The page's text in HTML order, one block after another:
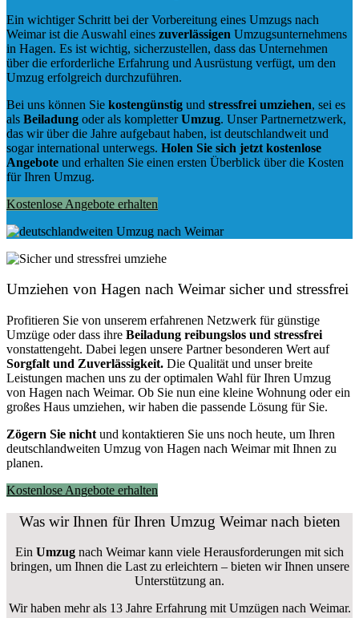
Ein wichtiger Schritt bei der Vorbereitung eines Umzugs nach
Weimar ist die Auswahl eines zuverlässigen Umzugsunternehmens
in Hagen. Es ist wichtig, sicherzustellen, dass das Unternehmen
über die erforderliche Erfahrung und Ausrüstung verfügt, um den
Umzug erfolgreich durchzuführen.
Bei uns können Sie kostengünstig und stressfrei umziehen, sei es
als Beiladung oder als kompletterUmzug. Unser Partnernetzwerk,
das wir über die Jahre aufgebaut haben, ist deutschlandweit und
sogar international unterwegs. Holen Sie sich jetzt kostenlose
Angebote und erhalten Sie einen ersten Überblick über die Kosten
für Ihren Umzug.
Kostenlose Angebote erhalten
Umziehen von Hagen nach Weimarsicher und stressfrei
Profitieren Sie von unserem erfahrenen Netzwerk für günstige
Umzüge oder dass ihre Beiladung reibungslos und stressfrei
vonstattengeht. Dabei legen unsere Partner besonderen Wert auf
Sorgfalt und Zuverlässigkeit. Die Qualität und unser breite
Leistungen machen uns zu der optimalen Wahl für Ihren Umzug
von Hagen nach Weimar. Ob Sie nun eine kleine Wohnung oder ein
großes Haus umziehen, wir haben die passende Lösung für Sie.
Zögern Sie nicht und kontaktieren Sie uns noch heute, um Ihren
deutschlandweiten Umzug von Hagen nach Weimar mit Ihnen zu
planen.
Kostenlose Angebote erhalten
Was wir Ihnen für Ihren Umzug Weimar nach bieten
Ein Umzug nach Weimar kann viele Herausforderungen mit sich
bringen, um Ihnen die Last zu erleichtern – bieten wir Ihnen unsere
Unterstützung an.
Wir haben mehr als 13 Jahre Erfahrung mit Umzügen nach Weimar.